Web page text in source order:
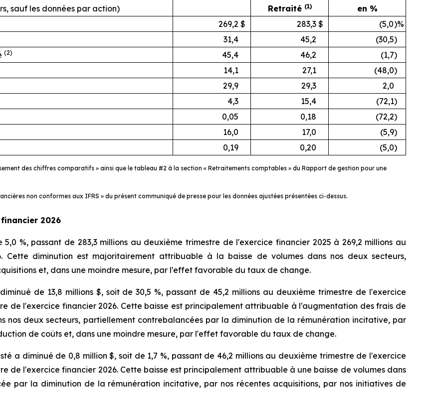
en %
sauf les données par action) Retraité (1)
269,2 $ 283,3 $ (5,0)%
31,4 45,2 (30,5)
(2) 45,4 46,2 (1,7)
14,1 27,1 (48,0)
29,9 29,3
2,0
4,3 15,4 (72,1)
0,05 0,18 (72,2)
16,0 17,0 (5,9)
0,19 0,20 (5,0)
des chiffres comparatifs » ainsi que le tableau #2 à la section « Retraitements comptables » du Rapport de gestion pour une
non conformes aux IFRS » du présent communiqué de presse pour les données ajustées présentées ci-dessus.
2026
%, passant de 283,3 millions au deuxième trimestre de l'exercice financier 2025 à 269,2 millions au
Cette diminution est majoritairement attribuable à la baisse de volumes dans nos deux secteurs,
et, dans une moindre mesure, par l'effet favorable du taux de change.
de 13,8 millions $, soit de 30,5 %, passant de 45,2 millions au deuxième trimestre de l'exercice
de l'exercice financier 2026. Cette baisse est principalement attribuable à l'augmentation des frais de
nos deux secteurs, partiellement contrebalancées par la diminution de la rémunération incitative, par
de coûts et, dans une moindre mesure, par l'effet favorable du taux de change.
a diminué de 0,8 million $, soit de 1,7 %, passant de 46,2 millions au deuxième trimestre de l'exercice
de l'exercice financier 2026. Cette baisse est principalement attribuable à une baisse de volumes dans
par la diminution de la rémunération incitative, par nos récentes acquisitions, par nos initiatives de